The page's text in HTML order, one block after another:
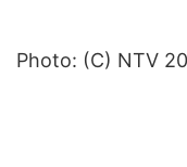
Photo: (C) NTV